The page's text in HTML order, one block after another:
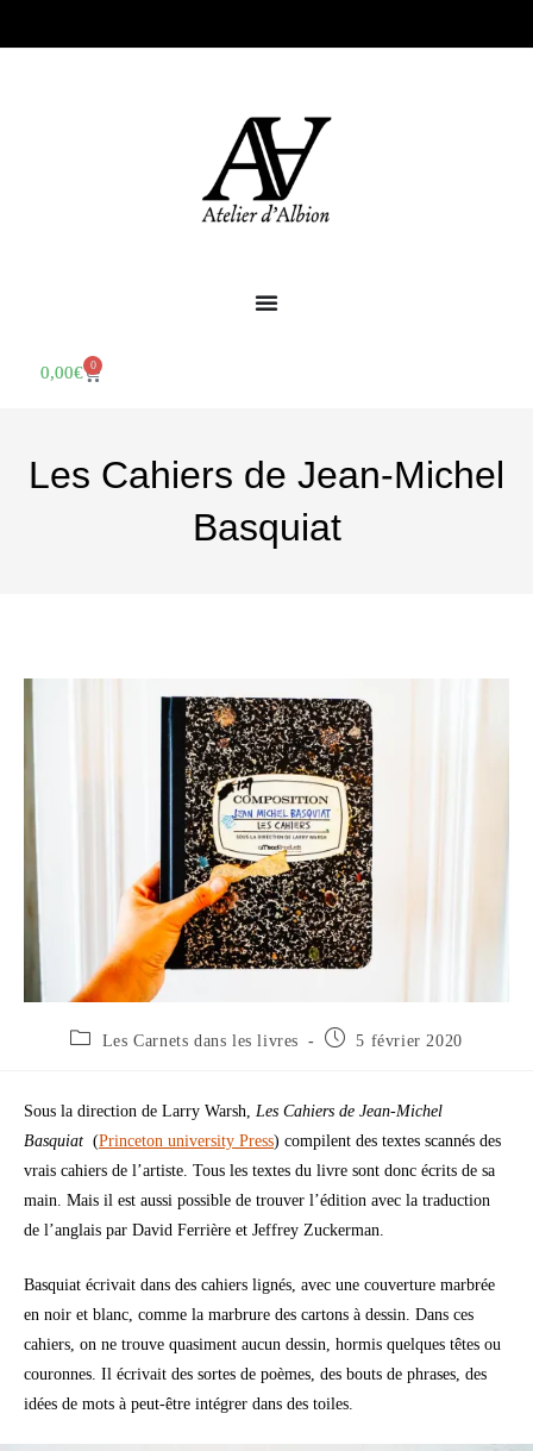
0,00€ 0
Les Cahiers de Jean-Michel
Basquiat
Les Carnets dans les livres 5 février 2020
Sous la direction de Larry Warsh, Les Cahiers de Jean-Michel
Basquiat (Princeton university Press) compilent des textes scannés des
vrais cahiers de l’artiste. Tous les textes du livre sont donc écrits de sa
main. Mais il est aussi possible de trouver l’édition avec la traduction
de l’anglais par David Ferrière et Jeffrey Zuckerman.
Basquiat écrivait dans des cahiers lignés, avec une couverture marbrée
en noir et blanc, comme la marbrure des cartons à dessin. Dans ces
cahiers, on ne trouve quasiment aucun dessin, hormis quelques têtes ou
couronnes. Il écrivait des sortes de poèmes, des bouts de phrases, des
idées de mots à peut-être intégrer dans des toiles.